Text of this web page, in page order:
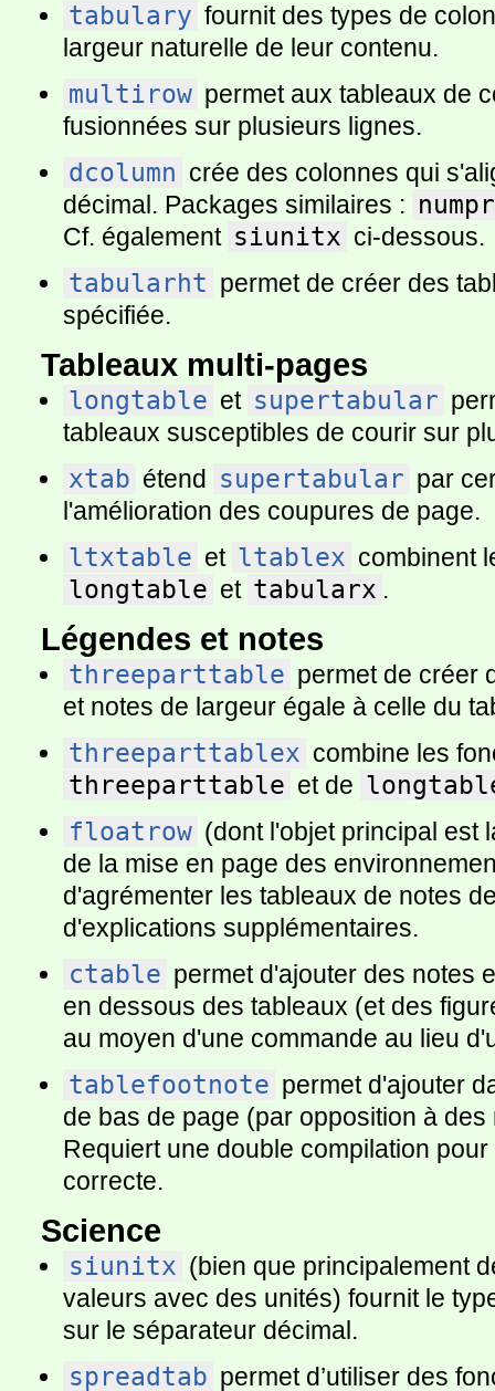
tabulary fournit des types de
largeur naturelle de leur contenu.
multirow permet aux tableaux de
fusionnées sur plusieurs lignes.
dcolumn crée des colonnes qui
décimal. Packages similaires :
Cf. également siunitx ci-dessous.
tabularht permet de créer des
spécifiée.
Tableaux multi-pages
longtable et supertabular
tableaux susceptibles de courir sur
xtab étend supertabular par
l'amélioration des coupures de page.
ltxtable et ltablex combinent
longtable et tabularx .
Légendes et notes
threeparttable permet de créer
et notes de largeur égale à celle du
threeparttablex combine les
threeparttable et de
floatrow (dont l'objet principal est
de la mise en page des
d'agrémenter les tableaux de notes
d'explications supplémentaires.
ctable permet d'ajouter des notes
en dessous des tableaux (et des
au moyen d'une commande au lieu
tablefootnote permet d'ajouter
de bas de page (par opposition à
Requiert une double compilation
correcte.
Science
siunitx (bien que principalement
valeurs avec des unités) fournit le
sur le séparateur décimal.
spreadtab permet d’utiliser des